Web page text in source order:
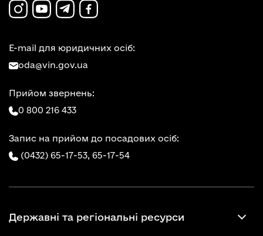
E-mail для юридичних осіб:
oda@vin.gov.ua
Прийом звернень:
0 800 216 433
Запис на прийом до посадових осіб:
(0432) 65-17-53, 65-17-54
Державні та регіональні ресурси